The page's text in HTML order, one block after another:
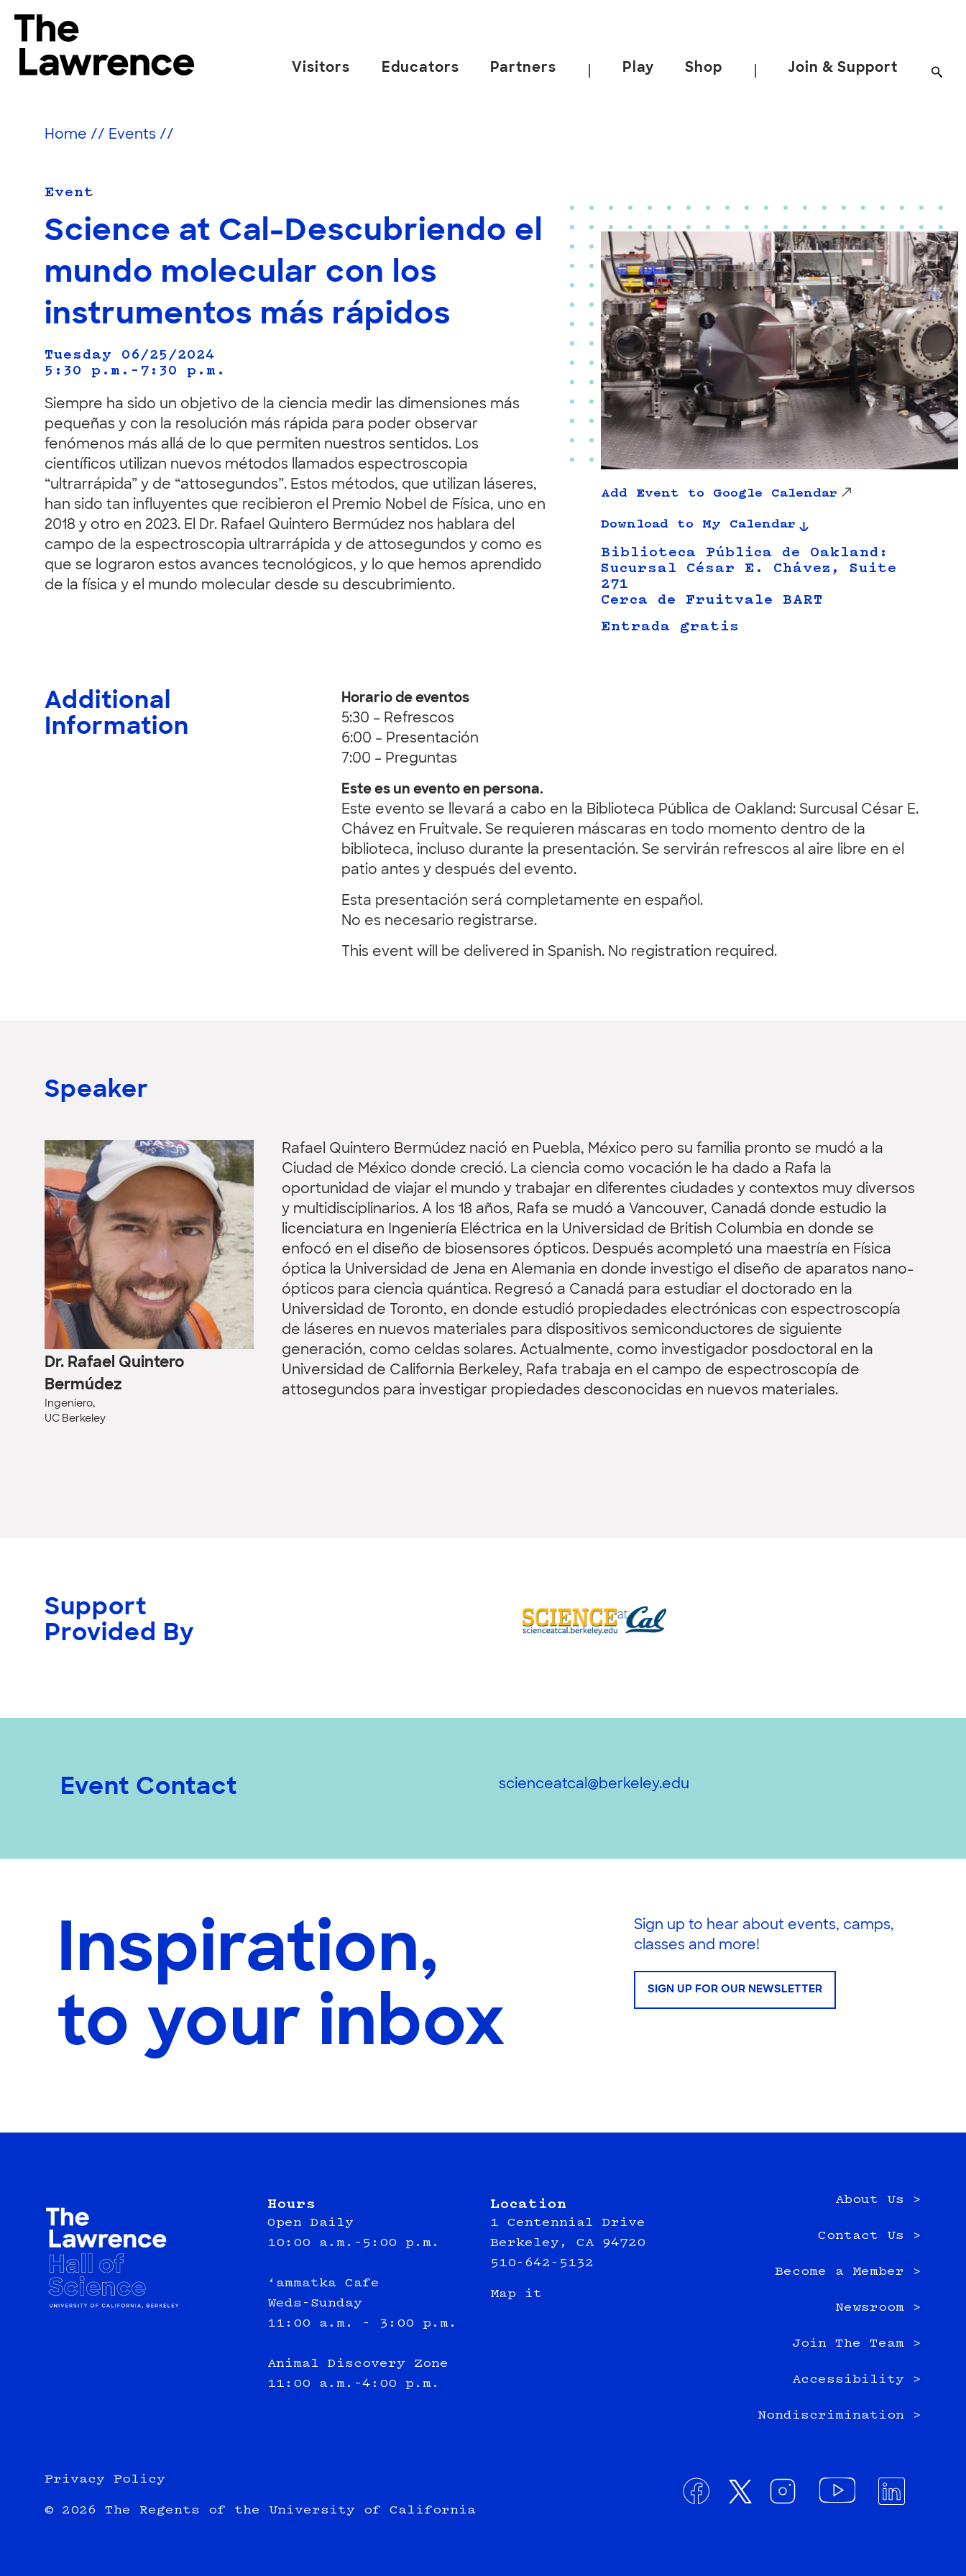
content
The Lawrence Hall of Science
science
Berkeley.
Visitors Educators Partners Play Shop Join & Support
Home // Events //
Event
Science at Cal-Descubriendo el
mundo molecular con los
instrumentos más rápidos
Tuesday 06/25/2024
5:30 p.m.–7:30 p.m.
Siempre ha sido un objetivo de la ciencia medir las dimensiones más
pequeñas y con la resolución más rápida para poder observar
fenómenos más allá de lo que permiten nuestros sentidos. Los
científicos utilizan nuevos métodos llamados espectroscopia
“ultrarrápida” y de “attosegundos”. Estos métodos, que utilizan láseres,
han sido tan influyentes que recibieron el Premio Nobel de Física, uno en
2018 y otro en 2023. El Dr. Rafael Quintero Bermúdez nos hablara del
campo de la espectroscopia ultrarrápida y de attosegundos y como es
que se lograron estos avances tecnológicos, y lo que hemos aprendido
de la física y el mundo molecular desde su descubrimiento.
Add Event to Google Calendar
Download to My Calendar
Biblioteca Pública de Oakland:
Sucursal César E. Chávez, Suite
271
Cerca de Fruitvale BART
Entrada gratis
Additional
Information
Horario de eventos
5:30 – Refrescos
6:00 – Presentación
7:00 – Preguntas
Este es un evento en persona.
Este evento se llevará a cabo en la Biblioteca Pública de Oakland: Surcusal César E.
Chávez en Fruitvale. Se requieren máscaras en todo momento dentro de la
biblioteca, incluso durante la presentación. Se servirán refrescos al aire libre en el
patio antes y después del evento.
Esta presentación será completamente en español.
No es necesario registrarse.
This event will be delivered in Spanish. No registration required.
Speaker
Dr. Rafael Quintero
Bermúdez
Ingeniero,
UC Berkeley
Rafael Quintero Bermúdez nació en Puebla, México pero su familia pronto se mudó a la
Ciudad de México donde creció. La ciencia como vocación le ha dado a Rafa la
oportunidad de viajar el mundo y trabajar en diferentes ciudades y contextos muy diversos
y multidisciplinarios. A los 18 años, Rafa se mudó a Vancouver, Canadá donde estudio la
licenciatura en Ingeniería Eléctrica en la Universidad de British Columbia en donde se
enfocó en el diseño de biosensores ópticos. Después acompletó una maestría en Física
óptica la Universidad de Jena en Alemania en donde investigo el diseño de aparatos nano-
ópticos para ciencia quántica. Regresó a Canadá para estudiar el doctorado en la
Universidad de Toronto, en donde estudió propiedades electrónicas con espectroscopía
de láseres en nuevos materiales para dispositivos semiconductores de siguiente
generación, como celdas solares. Actualmente, como investigador posdoctoral en la
Universidad de California Berkeley, Rafa trabaja en el campo de espectroscopía de
attosegundos para investigar propiedades desconocidas en nuevos materiales.
Support
Provided By
Event Contact scienceatcal@berkeley.edu
Inspiration,
to your inbox
Sign up to hear about events, camps,
classes and more!
SIGN UP FOR OUR NEWSLETTER
Hours
Open Daily
10:00 a.m.–5:00 p.m.
‘ammatka Cafe
Weds-Sunday
11:00 a.m. - 3:00 p.m.
Animal Discovery Zone
11:00 a.m.–4:00 p.m.
Location
1 Centennial Drive
Berkeley, CA 94720
510-642-5132
Map it
About Us >
Contact Us >
Become a Member >
Newsroom >
Join The Team >
Accessibility >
Nondiscrimination >
Privacy Policy
© 2026 The Regents of the University of California